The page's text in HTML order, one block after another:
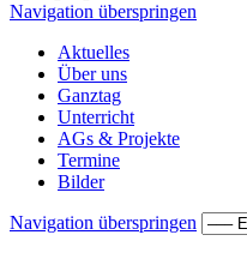
Navigation überspringen
Aktuelles
Über uns
Ganztag
Unterricht
AGs & Projekte
Termine
Bilder
Navigation überspringen